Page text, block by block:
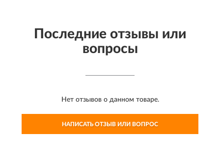
Последние отзывы или
вопросы
Нет отзывов о данном товаре.
НАПИСАТЬ ОТЗЫВ ИЛИ ВОПРОС